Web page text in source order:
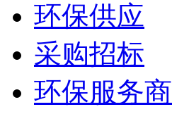
环保供应
采购招标
环保服务商